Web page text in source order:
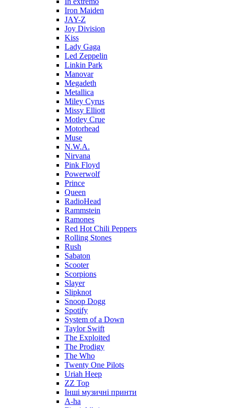
Iron Maiden
JAY-Z
Joy Division
Kiss
Lady Gaga
Led Zeppelin
Linkin Park
Manovar
Megadeth
Metallica
Miley Cyrus
Missy Elliott
Motley Crue
Motorhead
Muse
N.W.A.
Nirvana
Pink Floyd
Powerwolf
Prince
Queen
RadioHead
Rammstein
Ramones
Red Hot Chili Peppers
Rolling Stones
Rush
Sabaton
Scooter
Scorpions
Slayer
Slipknot
Snoop Dogg
Spotify
System of a Down
Taylor Swift
The Exploited
The Prodigy
The Who
Twenty One Pilots
Uriah Heep
ZZ Top
Інші музичні принти
А-ha